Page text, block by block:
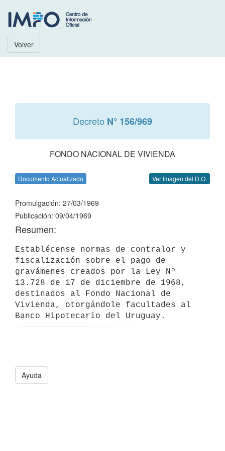
Volver
Decreto N° 156/969
FONDO NACIONAL DE VIVIENDA
Documento Actualizado Ver Imagen del D.O.
Promulgación: 27/03/1969
Publicación: 09/04/1969
Resumen:
Establécense normas de contralor y
fiscalización sobre el pago de
gravámenes creados por la Ley Nº
13.728 de 17 de diciembre de 1968,
destinados al Fondo Nacional de
Vivienda, otorgándole facultades al
Banco Hipotecario del Uruguay.
Ayuda